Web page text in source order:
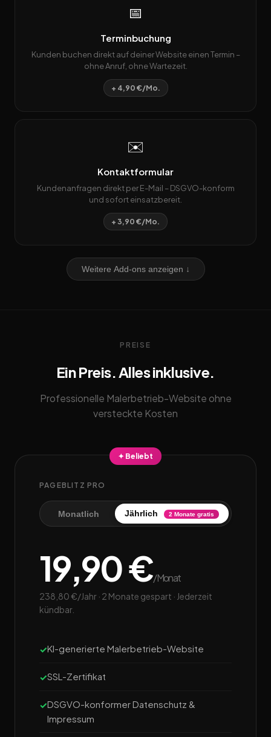
📅
Terminbuchung
Kunden buchen direkt auf deiner Website einen Termin –
ohne Anruf, ohne Wartezeit.
+ 4,90 €/Mo.
✉️
Kontaktformular
Kundenanfragen direkt per E-Mail – DSGVO-konform
und sofort einsatzbereit.
+ 3,90 €/Mo.
Weitere Add-ons anzeigen ↓
PREISE
Ein Preis. Alles inklusive.
Professionelle Malerbetrieb-Website ohne
versteckte Kosten
✦ Beliebt
PAGEBLITZ PRO
Monatlich Jährlich 2 Monate gratis
19,90 €/Monat
238,80 €/Jahr · 2 Monate gespart · Jederzeit
kündbar.
KI-generierte Malerbetrieb-Website
SSL-Zertifikat
DSGVO-konformer Datenschutz &
Impressum